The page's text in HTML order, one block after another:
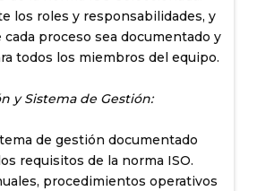
los roles y responsabilidades, y
cada proceso sea documentado y
todos los miembros del equipo.
y Sistema de Gestión:
de gestión documentado
requisitos de la norma ISO.
procedimientos operativos